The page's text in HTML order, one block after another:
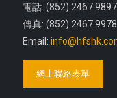
電話: (852) 2467 9897
傳真: (852) 2467 9978
Email:
網上聯絡表單